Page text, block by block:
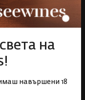
на
навършени 18
магазини и